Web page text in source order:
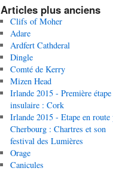
Articles plus anciens
Clifs of Moher
Adare
Ardfert Cathderal
Dingle
Comté de Kerry
Mizen Head
Irlande 2015 - Première étape
insulaire : Cork
Irlande 2015 - Etape en route
Cherbourg : Chartres et son
festival des Lumières
Orage
Canicules